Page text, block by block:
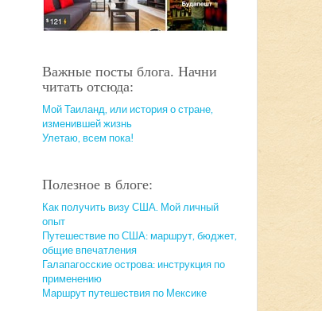
Важные посты блога. Начни
читать отсюда:
Мой Таиланд, или история о стране,
изменившей жизнь
Улетаю, всем пока!
Полезное в блоге:
Как получить визу США. Мой личный
опыт
Путешествие по США: маршрут, бюджет,
общие впечатления
Галапагосские острова: инструкция по
применению
Маршрут путешествия по Мексике